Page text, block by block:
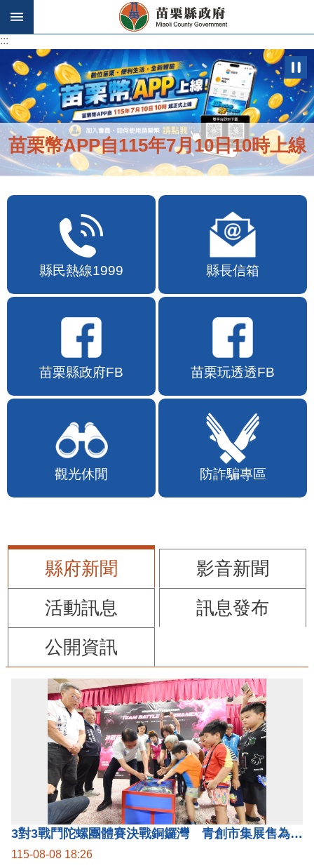
跳到主要內容區塊
:::
便民快e通2.0自即日起啟用
縣民熱線1999 縣長信箱
苗栗縣政府FB 苗栗玩透透FB
觀光休閒 防詐騙專區
縣府新聞
影音新聞
活動訊息
訊息發布
公開資訊
3對3戰鬥陀螺團體賽決戰銅鑼灣 青創市集展售為父親節增添繽紛
115-08-08 18:26